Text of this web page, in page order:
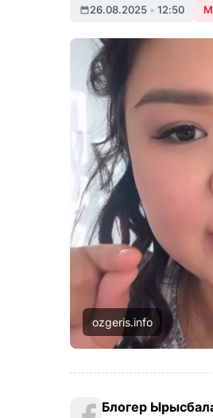
26.08.2025 • 12:50
ozgeris.info
Блогер